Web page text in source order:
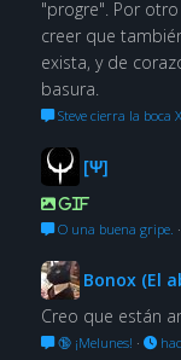
"progre". Por
creer que
exista, y de
basura.
Steve cierra la boca
[Ψ]
GIF
O una buena gripe. ·
Bonox (El
Creo que están
🔞 ¡Melunes! ·